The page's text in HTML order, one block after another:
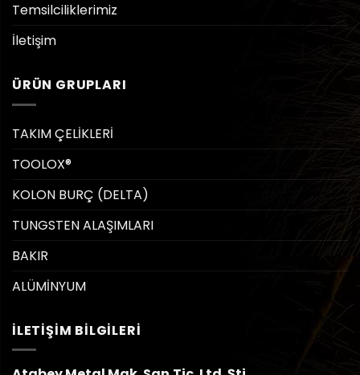
Temsilciliklerimiz
İletişim
ÜRÜN GRUPLARI
TAKIM ÇELİKLERİ
TOOLOX®
KOLON BURÇ (DELTA)
TUNGSTEN ALAŞIMLARI
BAKIR
ALÜMİNYUM
İLETIŞIM BILGILERI